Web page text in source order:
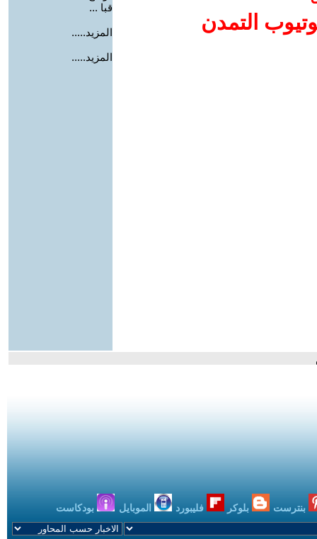
التمدن
قبا ...
المزيد.....
المزيد.....
بنترست بلوكر فليبورد الموبايل بودكاست